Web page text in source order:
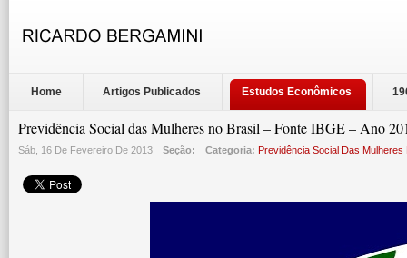
Home Artigos Publicados Estudos Econômicos
Previdência Social das Mulheres no Brasil – Fonte IBGE – Ano
Sáb, 16 De Fevereiro De 2013 Seção: Categoria: Previdência Social Das Mulheres